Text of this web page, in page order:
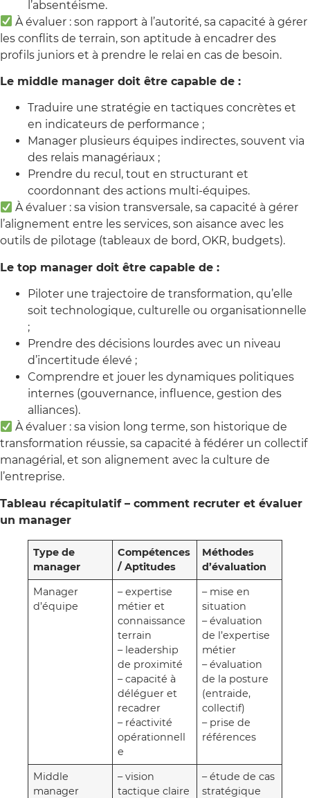
l’absentéisme.
À évaluer : son rapport à l’autorité, sa capacité à gérer
les conflits de terrain, son aptitude à encadrer des
profils juniors et à prendre le relai en cas de besoin.
Le middle manager doit être capable de :
Traduire une stratégie en tactiques concrètes et
en indicateurs de performance ;
Manager plusieurs équipes indirectes, souvent via
des relais managériaux ;
Prendre du recul, tout en structurant et
coordonnant des actions multi-équipes.
À évaluer : sa vision transversale, sa capacité à gérer
l’alignement entre les services, son aisance avec les
outils de pilotage (tableaux de bord, OKR, budgets).
Le top manager doit être capable de :
Piloter une trajectoire de transformation, qu’elle
soit technologique, culturelle ou organisationnelle
;
Prendre des décisions lourdes avec un niveau
d’incertitude élevé ;
Comprendre et jouer les dynamiques politiques
internes (gouvernance, influence, gestion des
alliances).
À évaluer : sa vision long terme, son historique de
transformation réussie, sa capacité à fédérer un collectif
managérial, et son alignement avec la culture de
l’entreprise.
Tableau récapitulatif – comment recruter et évaluer
un manager
Type de
manager
Compétences
/ Aptitudes
Méthodes
d’évaluation
Manager
d’équipe
– expertise
métier et
connaissance
terrain
– leadership
de proximité
– capacité à
déléguer et
recadrer
– réactivité
opérationnell
e
– mise en
situation
– évaluation
de l’expertise
métier
– évaluation
de la posture
(entraide,
collectif)
– prise de
références
Middle
manager
– vision
tactique claire
– étude de cas
stratégique